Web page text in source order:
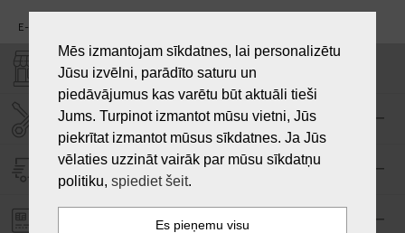
E-pasts:
VEIKALI "LAIKS"
SERVISA CENTRS "LAIKS"
PIEGĀDE
PASŪTĪJUMA APMAKSA
Mēs izmantojam sīkdatnes, lai personalizētu
Jūsu izvēlni, parādīto saturu un
piedāvājumus kas varētu būt aktuāli tieši
Jums. Turpinot izmantot mūsu vietni, Jūs
piekrītat izmantot mūsus sīkdatnes. Ja Jūs
vēlaties uzzināt vairāk par mūsu sīkdatņu
politiku, spiediet šeit.